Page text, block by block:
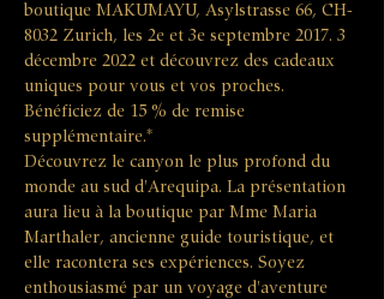
boutique MAKUMAYU, Asylstrasse 66, CH-
8032 Zurich, les 2e et 3e septembre 2017. 3
décembre 2022 et découvrez des cadeaux
uniques pour vous et vos proches.
Bénéficiez de 15 % de remise
supplémentaire.*
Découvrez le canyon le plus profond du
monde au sud d'Arequipa. La présentation
aura lieu à la boutique par Mme Maria
Marthaler, ancienne guide touristique, et
elle racontera ses expériences. Soyez
enthousiasmé par un voyage d'aventure